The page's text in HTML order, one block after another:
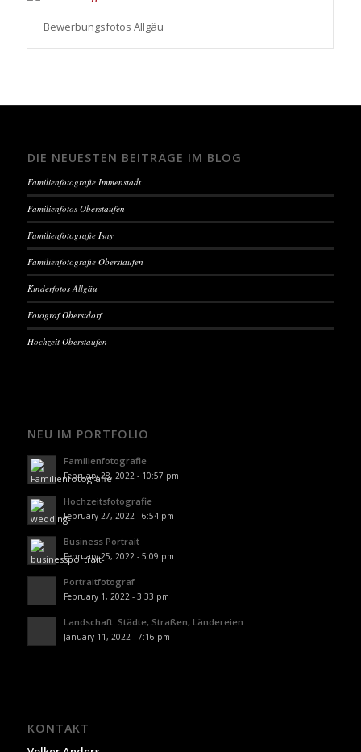
Bewerbungsfotos Allgäu
DIE NEUESTEN BEITRÄGE IM BLOG
Familienfotografie Immenstadt
Familienfotos Oberstaufen
Familienfotografie Isny
Familienfotografie Oberstaufen
Kinderfotos Allgäu
Fotograf Oberstdorf
Hochzeit Oberstaufen
NEU IM PORTFOLIO
Familienfotografie
February 28, 2022 - 10:57 pm
Hochzeitsfotografie
February 27, 2022 - 6:54 pm
Business Portrait
February 25, 2022 - 5:09 pm
Portraitfotograf
February 1, 2022 - 3:33 pm
Landschaft: Städte, Straßen, Ländereien
January 11, 2022 - 7:16 pm
KONTAKT